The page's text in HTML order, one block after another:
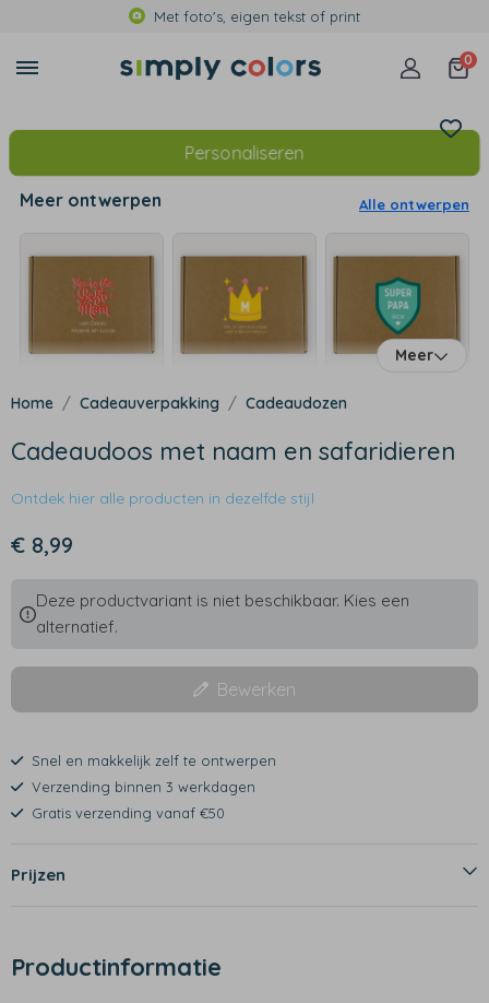
Met foto's, eigen tekst of print
0
Personaliseren
Meer ontwerpen Alle ontwerpen
Meer
Cadeauverpakking Cadeaudozen
Cadeaudoos met naam en safaridieren
Ontdek hier alle producten in dezelfde stijl
€ 8,99
Deze productvariant is niet beschikbaar. Kies een
alternatief.
Bewerken
Snel en makkelijk zelf te ontwerpen
Verzending binnen 3 werkdagen
Gratis verzending vanaf €50
Prijzen
Productinformatie